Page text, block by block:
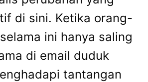
di sini. Ketika orang-
ini hanya saling
di email duduk
tantangan